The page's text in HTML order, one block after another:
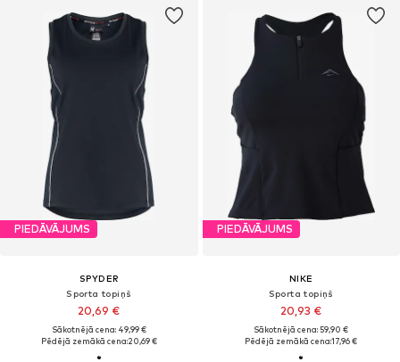
PIEDĀVĀJUMS
SPYDER
Sporta topiņš
20,69 €
Sākotnējā cena: 49,99 €
Pēdējā zemākā cena:20,69 €
PIEDĀVĀJUMS
NIKE
Sporta topiņš
20,93 €
Sākotnējā cena: 59,90 €
Pēdējā zemākā cena:17,96 €